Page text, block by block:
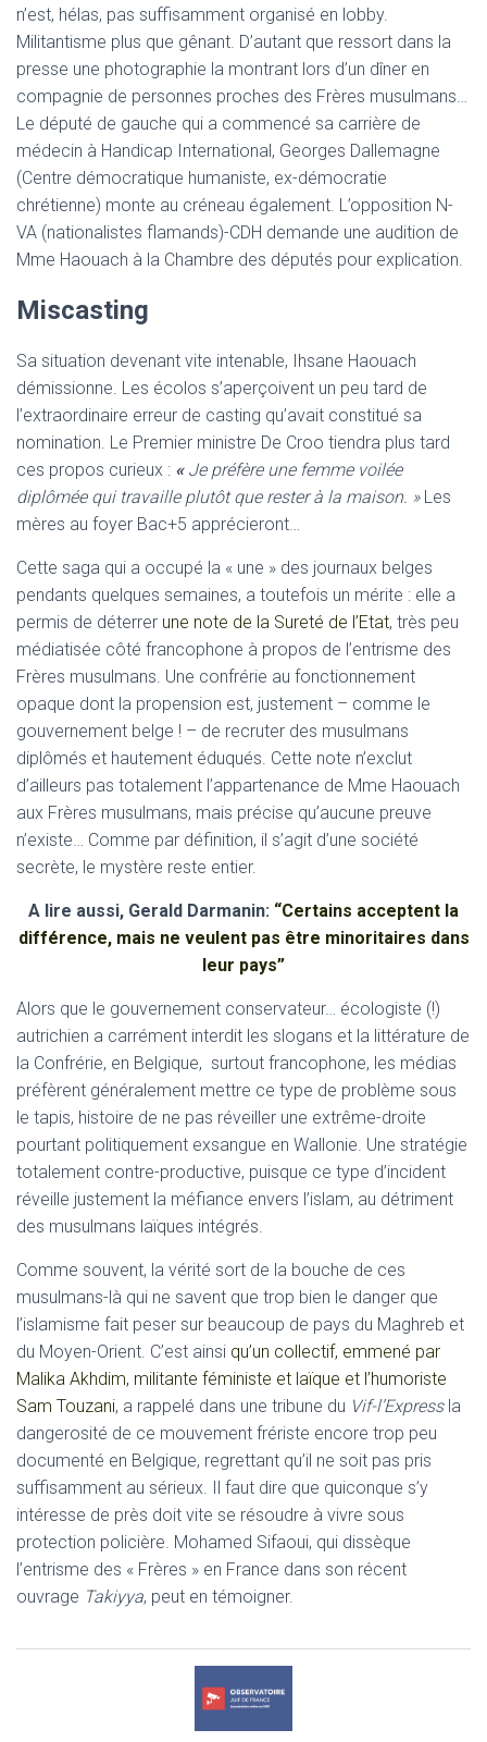
n’est, hélas, pas suffisamment organisé en lobby.
Militantisme plus que gênant. D’autant que ressort dans la
presse une photographie la montrant lors d’un dîner en
compagnie de personnes proches des Frères musulmans…
Le député de gauche qui a commencé sa carrière de
médecin à Handicap International, Georges Dallemagne
(Centre démocratique humaniste, ex-démocratie
chrétienne) monte au créneau également. L’opposition N-
VA (nationalistes flamands)-CDH demande une audition de
Mme Haouach à la Chambre des députés pour explication.
Miscasting
Sa situation devenant vite intenable, Ihsane Haouach
démissionne. Les écolos s’aperçoivent un peu tard de
l’extraordinaire erreur de casting qu’avait constitué sa
nomination. Le Premier ministre De Croo tiendra plus tard
ces propos curieux : « Je préfère une femme voilée
diplômée qui travaille plutôt que rester à la maison. »Les
mères au foyer Bac+5 apprécieront…
Cette saga qui a occupé la « une » des journaux belges
pendants quelques semaines, a toutefois un mérite : elle a
permis de déterrer une note de la Sureté de l’Etat, très peu
médiatisée côté francophone à propos de l’entrisme des
Frères musulmans. Une confrérie au fonctionnement
opaque dont la propension est, justement – comme le
gouvernement belge ! – de recruter des musulmans
diplômés et hautement éduqués. Cette note n’exclut
d’ailleurs pas totalement l’appartenance de Mme Haouach
aux Frères musulmans, mais précise qu’aucune preuve
n’existe… Comme par définition, il s’agit d’une société
secrète, le mystère reste entier.
A lire aussi, Gerald Darmanin: “Certains acceptent la
différence, mais ne veulent pas être minoritaires dans
leur pays”
Alors que le gouvernement conservateur… écologiste (!)
autrichien a carrément interdit les slogans et la littérature de
la Confrérie, en Belgique, surtout francophone, les médias
préfèrent généralement mettre ce type de problème sous
le tapis, histoire de ne pas réveiller une extrême-droite
pourtant politiquement exsangue en Wallonie. Une stratégie
totalement contre-productive, puisque ce type d’incident
réveille justement la méfiance envers l’islam, au détriment
des musulmans laïques intégrés.
Comme souvent, la vérité sort de la bouche de ces
musulmans-là qui ne savent que trop bien le danger que
l’islamisme fait peser sur beaucoup de pays du Maghreb et
du Moyen-Orient. C’est ainsi qu’un collectif, emmené par
Malika Akhdim, militante féministe et laïque et l’humoriste
Sam Touzani, a rappelé dans une tribune du Vif-l’Expressla
dangerosité de ce mouvement frériste encore trop peu
documenté en Belgique, regrettant qu’il ne soit pas pris
suffisamment au sérieux. Il faut dire que quiconque s’y
intéresse de près doit vite se résoudre à vivre sous
protection policière. Mohamed Sifaoui, qui dissèque
l’entrisme des « Frères » en France dans son récent
ouvrage Takiyya, peut en témoigner.